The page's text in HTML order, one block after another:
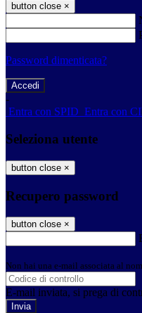
button close ×
Password dimenticata?
-
Entra con SPID Entra con
Seleziona utente
button close ×
Recupero password
button close ×
Non hai una e-mail associata al
E-mail inviata, si prega di